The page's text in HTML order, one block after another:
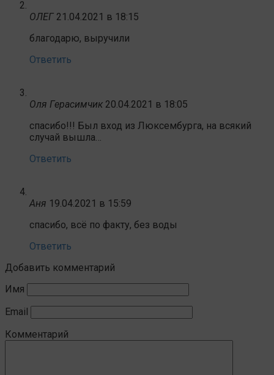
ОЛЕГ 21.04.2021 в 18:15
благодарю, выручили
Ответить
Оля Герасимчик 20.04.2021 в 18:05
спасибо!!! Был вход из Люксембурга, на всякий
случай вышла…
Ответить
Аня 19.04.2021 в 15:59
спасибо, всё по факту, без воды
Ответить
Добавить комментарий
Имя
Email
Комментарий